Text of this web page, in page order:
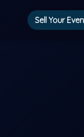
Sell ​​Your